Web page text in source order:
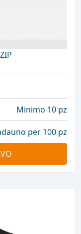
Minimo 10 pz
per 100 pz